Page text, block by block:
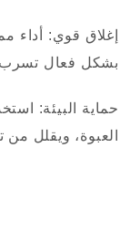
إغلاق قوي: أداء
بشكل فعال تسرب
حماية البيئة:
العبوة، ويقلل